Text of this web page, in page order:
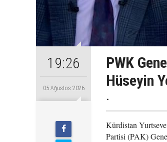
19:26
05 Ağustos 2026
PWK
Hüseyin
.
Kürdistan
Partisi (PAK)